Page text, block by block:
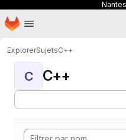
Passer au contenu principal
Page d'accueil
ExplorerSujetsC++
C C++